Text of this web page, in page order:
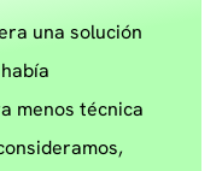
una solución
menos técnica